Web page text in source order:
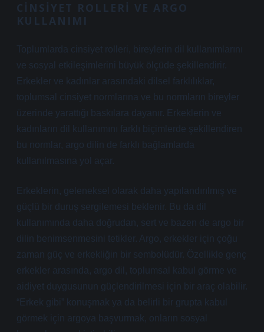
CINSIYET ROLLERI VE ARGO
KULLANIMI
Toplumlarda cinsiyet rolleri, bireylerin dil kullanımlarını
ve sosyal etkileşimlerini büyük ölçüde şekillendirir.
Erkekler ve kadınlar arasındaki dilsel farklılıklar,
toplumsal cinsiyet normlarına ve bu normların bireyler
üzerinde yarattığı baskılara dayanır. Erkeklerin ve
kadınların dil kullanımını farklı biçimlerde şekillendiren
bu normlar, argo dilin de farklı bağlamlarda
kullanılmasına yol açar.
Erkeklerin, geleneksel olarak daha yapılandırılmış ve
güçlü bir duruş sergilemesi beklenir. Bu da dil
kullanımında daha doğrudan, sert ve bazen de argo bir
dilin benimsenmesini tetikler. Argo, erkekler için çoğu
zaman güç ve erkekliğin bir sembolüdür. Özellikle genç
erkekler arasında, argo dil, toplumsal kabul görme ve
aidiyet duygusunun güçlendirilmesi için bir araç olabilir.
“Erkek gibi” konuşmak ya da belirli bir grupta kabul
görmek için argoya başvurmak, onların sosyal